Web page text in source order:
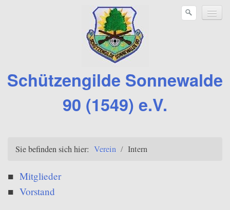
Schützengilde Sonnewalde
90 (1549) e.V.
Brauchtum
Vereinsleben
Sie befinden sich hier: Verein / Intern
Mitglieder
Vorstand